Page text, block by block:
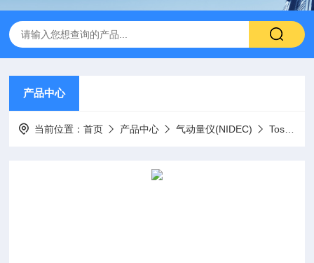
产品中心
当前位置：首页 产品中心 气动量仪(NIDEC) Tosok气动量仪